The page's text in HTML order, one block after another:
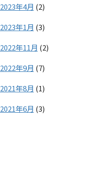
2023年4月 (2)
2023年1月 (3)
2022年11月 (2)
2022年9月 (7)
2021年8月 (1)
2021年6月 (3)